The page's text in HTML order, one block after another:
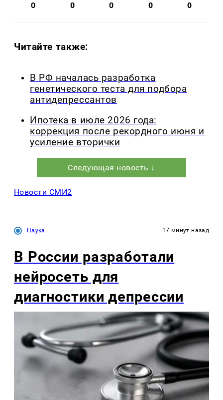
0 0 0 0 0
Читайте также:
В РФ началась разработка
генетического теста для подбора
антидепрессантов
Ипотека в июле 2026 года:
коррекция после рекордного июня и
усиление вторички
Следующая новость ↓
Новости СМИ2
Наука 17 минут назад
В России разработали
нейросеть для
диагностики депрессии